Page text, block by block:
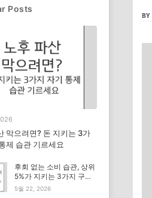
Posts
막으려면? 돈 지키는 3가
제 습관 기르세요
후회 없는 소비 습관, 상위
5%가 지키는 3가지 구매
기준
5월 22, 2026